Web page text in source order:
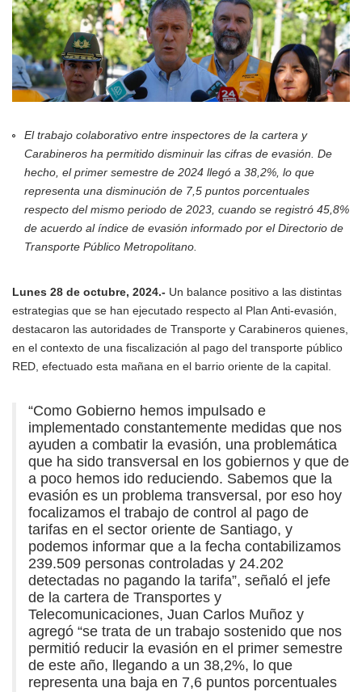
El trabajo colaborativo entre inspectores de la cartera y
Carabineros ha permitido disminuir las cifras de evasión. De
hecho, el primer semestre de 2024 llegó a 38,2%, lo que
representa una disminución de 7,5 puntos porcentuales
respecto del mismo periodo de 2023, cuando se registró 45,8%
de acuerdo al índice de evasión informado por el Directorio de
Transporte Público Metropolitano.
Lunes 28 de octubre, 2024.- Un balance positivo a las distintas
estrategias que se han ejecutado respecto al Plan Anti-evasión,
destacaron las autoridades de Transporte y Carabineros quienes,
en el contexto de una fiscalización al pago del transporte público
RED, efectuado esta mañana en el barrio oriente de la capital.
“Como Gobierno hemos impulsado e
implementado constantemente medidas que nos
ayuden a combatir la evasión, una problemática
que ha sido transversal en los gobiernos y que de
a poco hemos ido reduciendo. Sabemos que la
evasión es un problema transversal, por eso hoy
focalizamos el trabajo de control al pago de
tarifas en el sector oriente de Santiago, y
podemos informar que a la fecha contabilizamos
239.509 personas controladas y 24.202
detectadas no pagando la tarifa”, señaló el jefe
de la cartera de Transportes y
Telecomunicaciones, Juan Carlos Muñoz y
agregó “se trata de un trabajo sostenido que nos
permitió reducir la evasión en el primer semestre
de este año, llegando a un 38,2%, lo que
representa una baja en 7,6 puntos porcentuales